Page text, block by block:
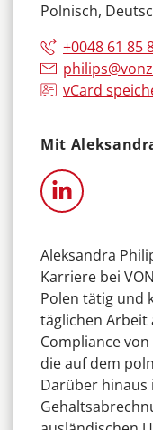
Aleksandra
Karriere bei
Polen tätig und
täglichen Arbeit
Compliance
die auf dem
Darüber hinaus
Polnisch,
+0048 61 85
vCard
Mit